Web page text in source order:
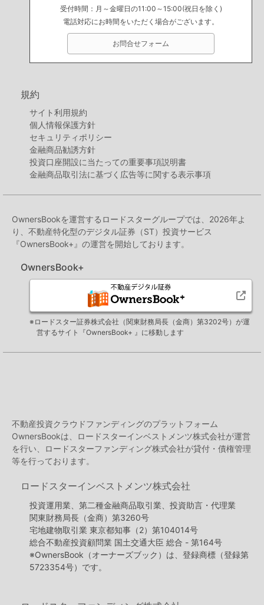
受付時間：月～金曜日の11:00～15:00(祝日を除く)
電話対応にお時間をいただく場合がございます。
お問合せフォーム
規約
サイト利用規約
個人情報保護方針
セキュリティポリシー
金融商品勧誘方針
投資口座開設に当たっての重要事項説明書
金融商品取引法に基づく広告等に関する表示事項
OwnersBookを運営するロードスターグループでは、2026年よ
り、不動産特化型のデジタル証券（ST）投資サービス
『OwnersBook+』の運営を開始しております。
OwnersBook+
※ロードスター証券株式会社（関東財務局長（金商）第3202号）が運
営するサイト『OwnersBook+ 』に移動します
不動産投資クラウドファンディングのプラットフォーム
OwnersBookは、ロードスターインベストメンツ株式会社が運営
を行い、ロードスターファンディング株式会社が貸付・債権管理
等を行っております。
ロードスターインベストメンツ株式会社
投資運用業、第二種金融商品取引業、投資助言・代理業
関東財務局長（金商）第3260号
宅地建物取引業 東京都知事（2）第104014号
総合不動産投資顧問業 国土交通大臣 総合 - 第164号
※OwnersBook（オーナーズブック）は、登録商標（登録第
5723354号）です。